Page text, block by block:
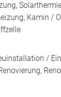
Kamin /
/